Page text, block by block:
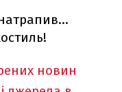
новин